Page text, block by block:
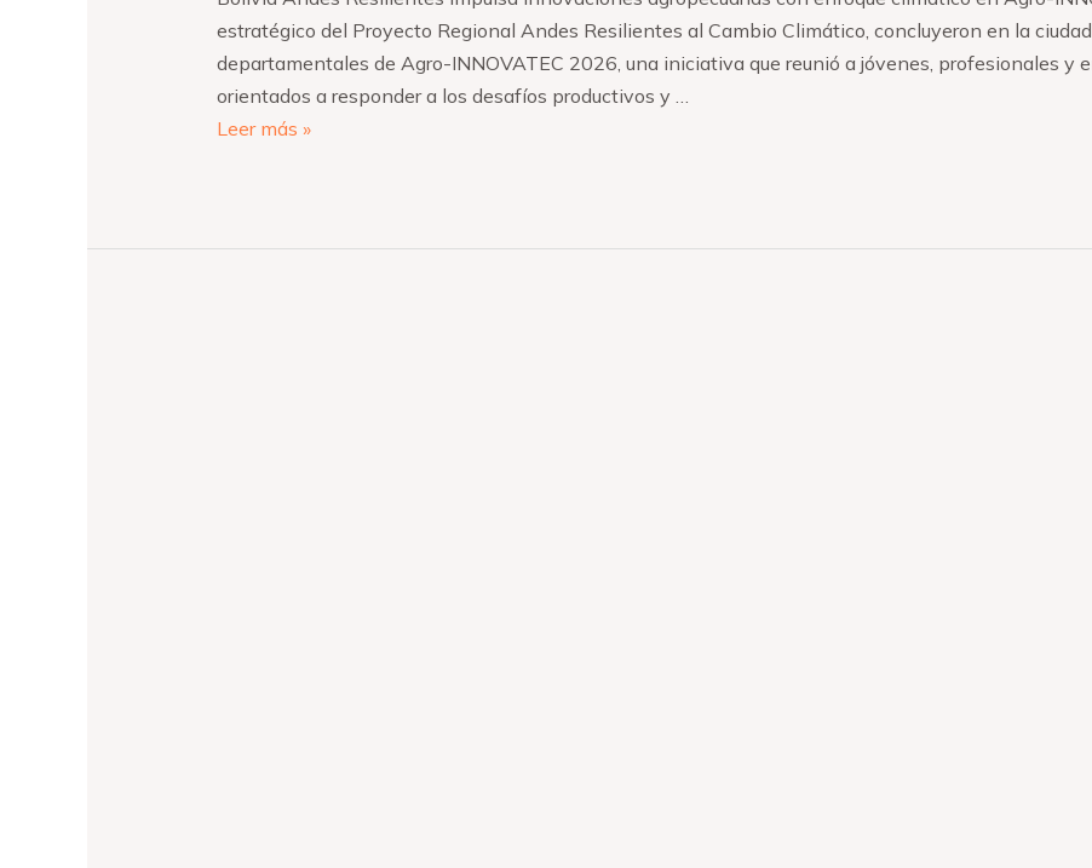
estratégico del Proyecto Regional Andes Resilientes al Cambio Climático, concluyeron en la
departamentales de Agro-INNOVATEC 2026, una iniciativa que reunió a jóvenes, profesionales y
orientados a responder a los desafíos productivos y …
Leer más »